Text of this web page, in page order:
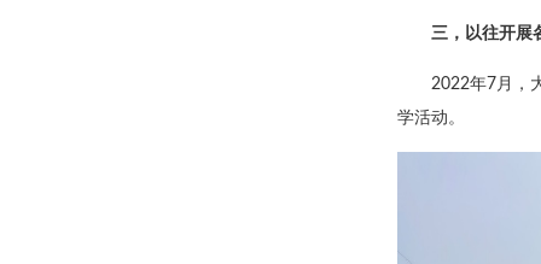
三，以往开展
2022年7月，
学活动。